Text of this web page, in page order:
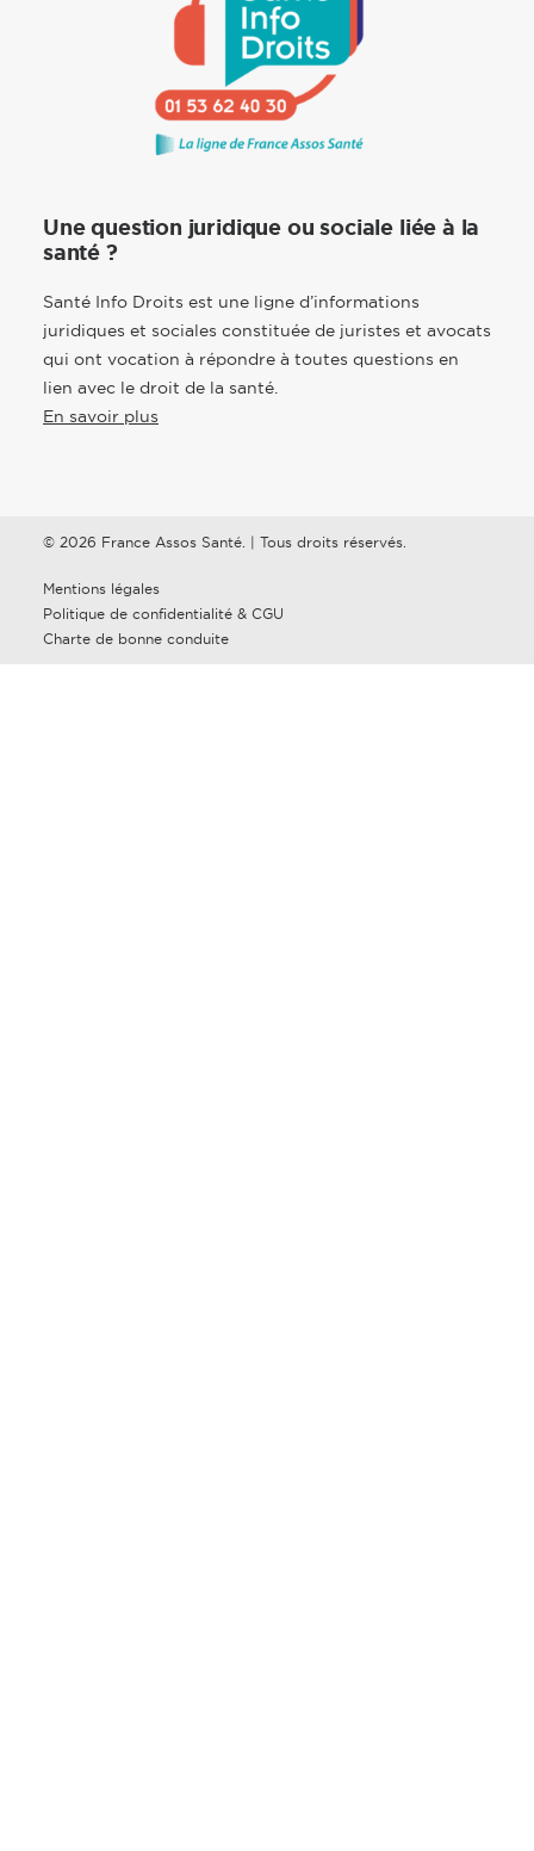
Une question juridique ou sociale liée à la
santé ?
Santé Info Droits est une ligne d’informations
juridiques et sociales constituée de juristes et avocats
qui ont vocation à répondre à toutes questions en
lien avec le droit de la santé.
En savoir plus
© 2026 France Assos Santé. | Tous droits réservés.
Mentions légales
Politique de confidentialité & CGU
Charte de bonne conduite